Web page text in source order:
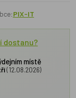
PIX-IT
dostanu?
místě
(12.08.2026)